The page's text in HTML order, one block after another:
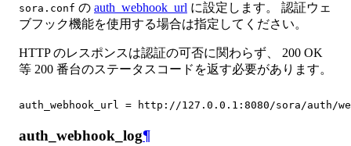
sora.conf の auth_webhook_url に設定します。 認証ウェ
ブフック機能を使用する場合は指定してください。
HTTP のレスポンスは認証の可否に関わらず、 200 OK
等 200 番台のステータスコードを返す必要があります。
auth_webhook_url = http://127.0.0.1:8080/sora/auth/
auth_webhook_log¶